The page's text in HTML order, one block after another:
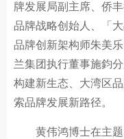
牌发展局副主席、侨
品牌战略创始人、「
品牌创新架构师朱美
兰集团执行董事施鈞
构建新生态、大湾区
索品牌发展新路径。
黄伟鸿博士在主题